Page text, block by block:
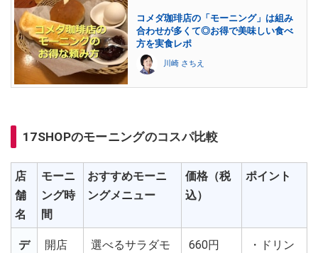
コメダ珈琲店の「モーニング」は組み
合わせが多くて◎お得で美味しい食べ
方を実食レポ
川崎 さちえ
17SHOPのモーニングのコスパ比較
店
舗
名
モーニ
ング時
間
おすすめモーニ
ングメニュー
価格（税
込）
ポイント
デ
開店
選べるサラダモ
660円
・ドリン